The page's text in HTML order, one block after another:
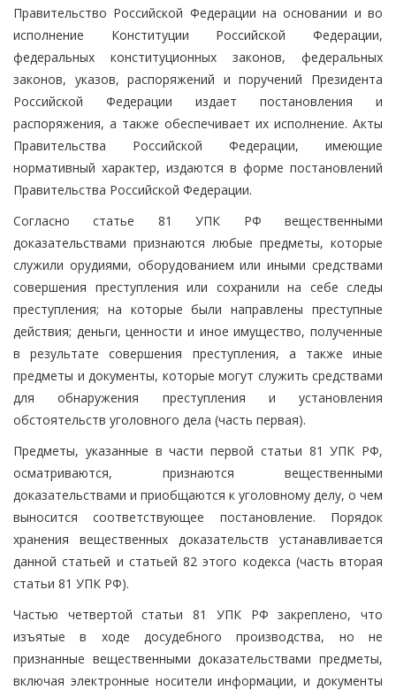
Правительство Российской Федерации на основании и во
исполнение Конституции Российской Федерации,
федеральных конституционных законов, федеральных
законов, указов, распоряжений и поручений Президента
Российской Федерации издает постановления и
распоряжения, а также обеспечивает их исполнение. Акты
Правительства Российской Федерации, имеющие
нормативный характер, издаются в форме постановлений
Правительства Российской Федерации.
Согласно статье 81 УПК РФ вещественными
доказательствами признаются любые предметы, которые
служили орудиями, оборудованием или иными средствами
совершения преступления или сохранили на себе следы
преступления; на которые были направлены преступные
действия; деньги, ценности и иное имущество, полученные
в результате совершения преступления, а также иные
предметы и документы, которые могут служить средствами
для обнаружения преступления и установления
обстоятельств уголовного дела (часть первая).
Предметы, указанные в части первой статьи 81 УПК РФ,
осматриваются, признаются вещественными
доказательствами и приобщаются к уголовному делу, о чем
выносится соответствующее постановление. Порядок
хранения вещественных доказательств устанавливается
данной статьей и статьей 82 этого кодекса (часть вторая
статьи 81 УПК РФ).
Частью четвертой статьи 81 УПК РФ закреплено, что
изъятые в ходе досудебного производства, но не
признанные вещественными доказательствами предметы,
включая электронные носители информации, и документы